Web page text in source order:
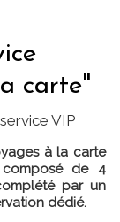
carte"
VIP
à la carte
de 4
par un
dédié.